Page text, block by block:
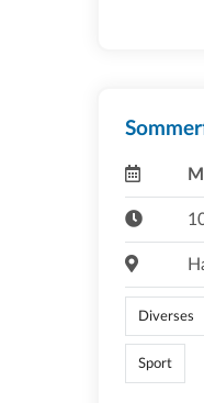
Diverses
Sport